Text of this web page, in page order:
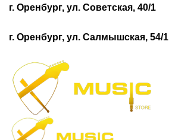
г. Оренбург, ул. Советская, 40/1
г. Оренбург, ул. Салмышская, 54/1